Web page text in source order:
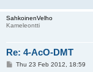
SahkoinenVelho
Kameleontti
Re: 4-AcO-DMT
PThu 23 Feb 2012, 18:59